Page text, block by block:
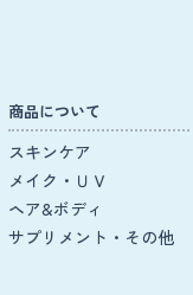
商品について
スキンケア
メイク・ＵＶ
ヘア&ボディ
サプリメント・その他